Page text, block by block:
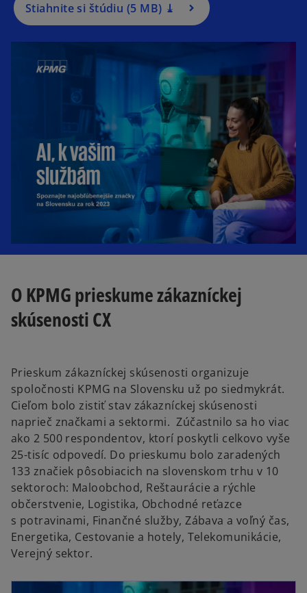
Stiahnite si štúdiu (5 MB) ⤓
n
e
t
O KPMG prieskume zákazníckej
skúsenosti CX
Prieskum zákazníckej skúsenosti organizuje
spoločnosti KPMG na Slovensku už po siedmykrát.
Cieľom bolo zistiť stav zákazníckej skúsenosti
naprieč značkami a sektormi. Zúčastnilo sa ho viac
ako 2 500 respondentov, ktorí poskytli celkovo vyše
25-tisíc odpovedí. Do prieskumu bolo zaradených
133 značiek pôsobiacich na slovenskom trhu v 10
sektoroch: Maloobchod, Reštaurácie a rýchle
občerstvenie, Logistika, Obchodné reťazce
s potravinami, Finančné služby, Zábava a voľný čas,
Energetika, Cestovanie a hotely, Telekomunikácie,
Verejný sektor.